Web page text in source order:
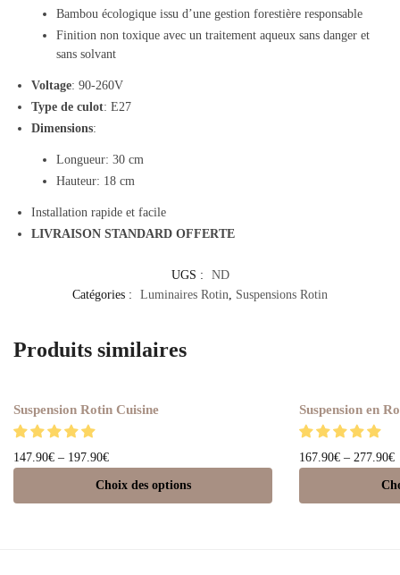
Bambou écologique issu d’une gestion forestière responsable
Finition non toxique avec un traitement aqueux sans danger et
sans solvant
Voltage: 90-260V
Type de culot: E27
Dimensions:
Longueur: 30 cm
Hauteur: 18 cm
Installation rapide et facile
LIVRAISON STANDARD OFFERTE
UGS :
ND
Catégories :
Luminaires Rotin Suspensions Rotin
Produits similaires
Suspension Rotin Cuisine
147.90€ – 197.90€
Choix des options
Ce
produit
Suspension en
167.90€ – 277.90€